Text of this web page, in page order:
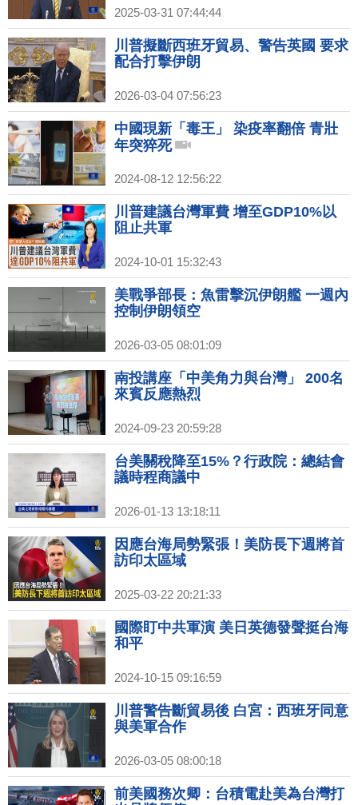
2025-03-31 07:44:44
川普擬斷西班牙貿易、警告英國 要求
配合打擊伊朗
2026-03-04 07:56:23
中國現新「毒王」 染疫率翻倍 青壯
年突猝死
2024-08-12 12:56:22
川普建議台灣軍費 增至GDP10%以
阻止共軍
2024-10-01 15:32:43
美戰爭部長：魚雷擊沉伊朗艦 一週內
控制伊朗領空
2026-03-05 08:01:09
南投講座「中美角力與台灣」 200名
來賓反應熱烈
2024-09-23 20:59:28
台美關稅降至15%？行政院：總結會
議時程商議中
2026-01-13 13:18:11
因應台海局勢緊張！美防長下週將首
訪印太區域
2025-03-22 20:21:33
國際盯中共軍演 美日英德發聲挺台海
和平
2024-10-15 09:16:59
川普警告斷貿易後 白宮：西班牙同意
與美軍合作
2026-03-05 08:00:18
前美國務次卿：台積電赴美為台灣打